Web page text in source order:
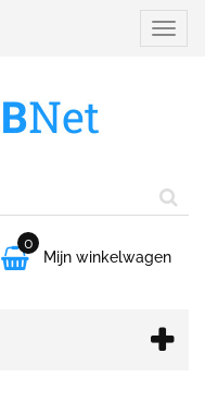

0
Mijn winkelwagen